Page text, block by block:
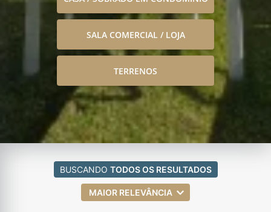
SALA COMERCIAL / LOJA
TERRENOS
BUSCANDO TODOS OS RESULTADOS
MAIOR RELEVÂNCIA